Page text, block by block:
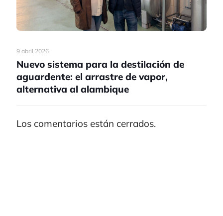
9 abril 2026
Nuevo sistema para la destilación de
aguardente: el arrastre de vapor,
alternativa al alambique
Los comentarios están cerrados.